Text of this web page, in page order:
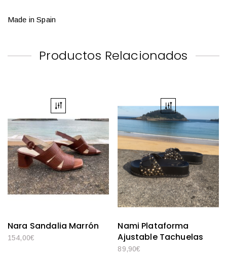
Made in Spain
Productos Relacionados
Nara Sandalia Marrón
154,00€
Nami Plataforma
Ajustable Tachuelas
89,90€